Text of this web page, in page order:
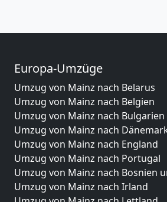
Europa-Umzüge
Umzug von Mainz nach Belarus
Umzug von Mainz nach Belgien
Umzug von Mainz nach Bulgarien
Umzug von Mainz nach
Umzug von Mainz nach England
Umzug von Mainz nach Portugal
Umzug von Mainz nach Bosnien
Umzug von Mainz nach Irland